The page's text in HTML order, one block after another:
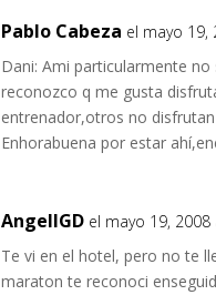
Pablo Cabeza el mayo 19,
Dani: Ami particularmente
reconozco q me gusta
entrenador,otros no
Enhorabuena por estar
AngelIGD el mayo 19,
Te vi en el hotel, pero no te
maraton te reconoci